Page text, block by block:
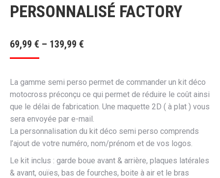
PERSONNALISÉ FACTORY
69,99 € – 139,99 €
La gamme semi perso permet de commander un kit déco
motocross préconçu ce qui permet de réduire le coût ainsi
que le délai de fabrication. Une maquette 2D ( à plat ) vous
sera envoyée par e-mail.
La personnalisation du kit déco semi perso comprends
l’ajout de votre numéro, nom/prénom et de vos logos.
Le kit inclus : garde boue avant & arrière, plaques latérales
& avant, ouïes, bas de fourches, boite à air et le bras